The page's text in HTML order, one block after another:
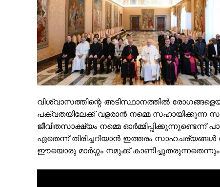
PALA
വിശ്വാസത്തിന്റെ അടിസ്ഥാനത്തിൽ
പക്വതയിലേക്ക് വളരാൻ നമ്മെ സഹായിക്കുന്ന
ജീവിതസാക്ഷ്യം നമ്മെ
ഏതെന്ന് തിരിച്ചറിയാൻ ഇത്തരം സാഹചര്യങ്ങൾ
ഈയൊരു മാർഗ്ഗം നമുക്ക് കാണിച്ചുതരുന്നതെന്നും